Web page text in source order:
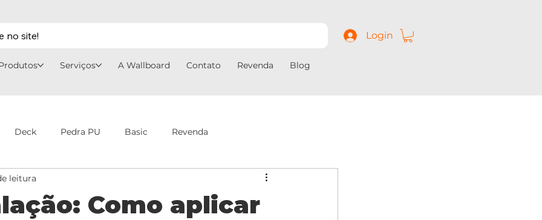
no site! Login
Serviços A Wallboard Contato Revenda Blog
Deck Pedra PU Basic Revenda
Como aplicar
leitura